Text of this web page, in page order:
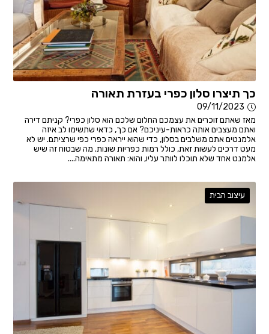
כך תיצרו סלון כפרי בעזרת תאורה
09/11/2023
מאז שאתם זוכרים את עצמכם החלום שלכם הוא סלון כפרי? קניתם דירה
ואתם מעצבים אותה כראות-עיניכם? אם כך, כדאי שתשימו לב איזה
אלמנטים אתם משלבים בסלון, כדי שהוא ייראה כפרי כפי שרציתם. יש לא
מעט דרכים לעשות זאת, כולל רמות כפריות שונות. מה שבטוח זה שיש
אלמנט אחד שלא תוכלו לוותר עליו, והוא: תאורה מתאימה....
עיצוב הבית